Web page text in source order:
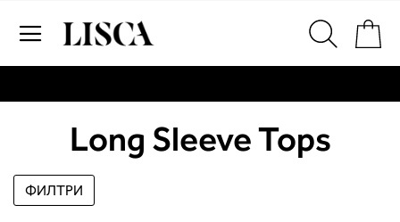
to
Content
Long Sleeve Tops
ФИЛТРИ